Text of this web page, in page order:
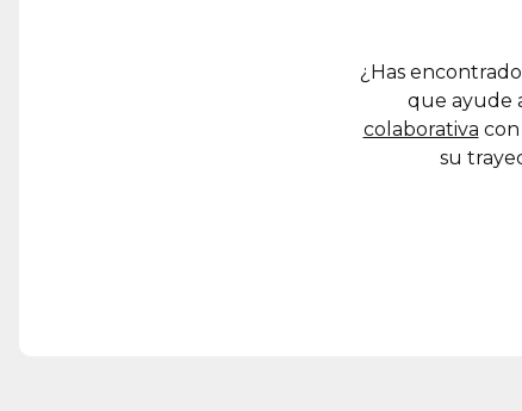
¿Has
que ayude
colaborativa
su